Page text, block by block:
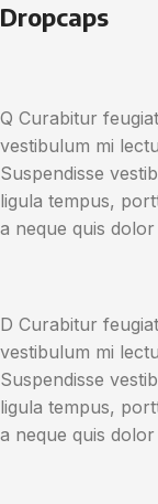
Dropcaps
Q Curabitur
vestibulum mi
Suspendisse
ligula tempus,
a neque quis
D Curabitur
vestibulum mi
Suspendisse
ligula tempus,
a neque quis